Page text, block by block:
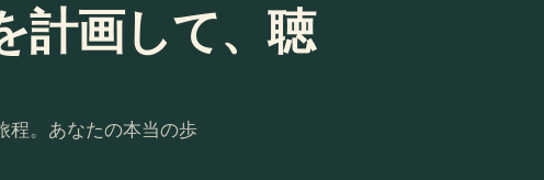
計画して、聴
程。あなたの本当の歩